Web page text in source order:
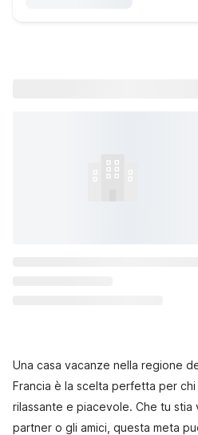
Una casa vacanze nella regione
Francia è la scelta perfetta per
rilassante e piacevole. Che tu stia
partner o gli amici, questa meta